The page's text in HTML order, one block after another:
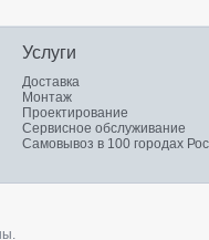
Услуги
Доставка
Монтаж
Проектирование
Сервисное обслуживание
Самовывоз в 100 городах